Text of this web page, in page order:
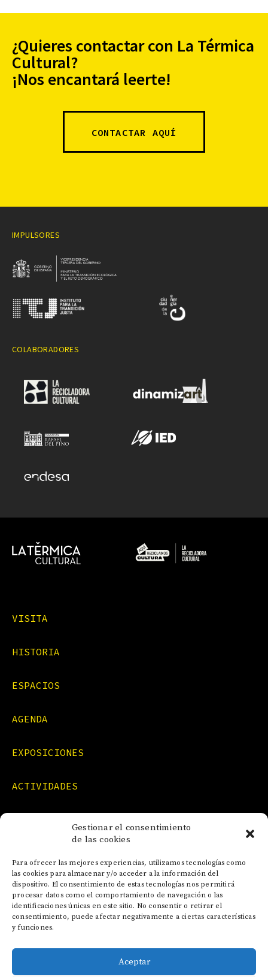
Gestionar el consentimiento
de las cookies
Para ofrecer las mejores experiencias, utilizamos tecnologías como
las cookies para almacenar y/o acceder a la información del
dispositivo. El consentimiento de estas tecnologías nos permitirá
procesar datos como el comportamiento de navegación o las
identificaciones únicas en este sitio. No consentir o retirar el
consentimiento, puede afectar negativamente a ciertas características
y funciones.
Aceptar
¿Quieres contactar con La Térmica
Cultural?
¡Nos encantará leerte!
CONTACTAR AQUÍ
IMPULSORES
COLABORADORES
VISITA
HISTORIA
ESPACIOS
AGENDA
EXPOSICIONES
ACTIVIDADES
CONTACTO